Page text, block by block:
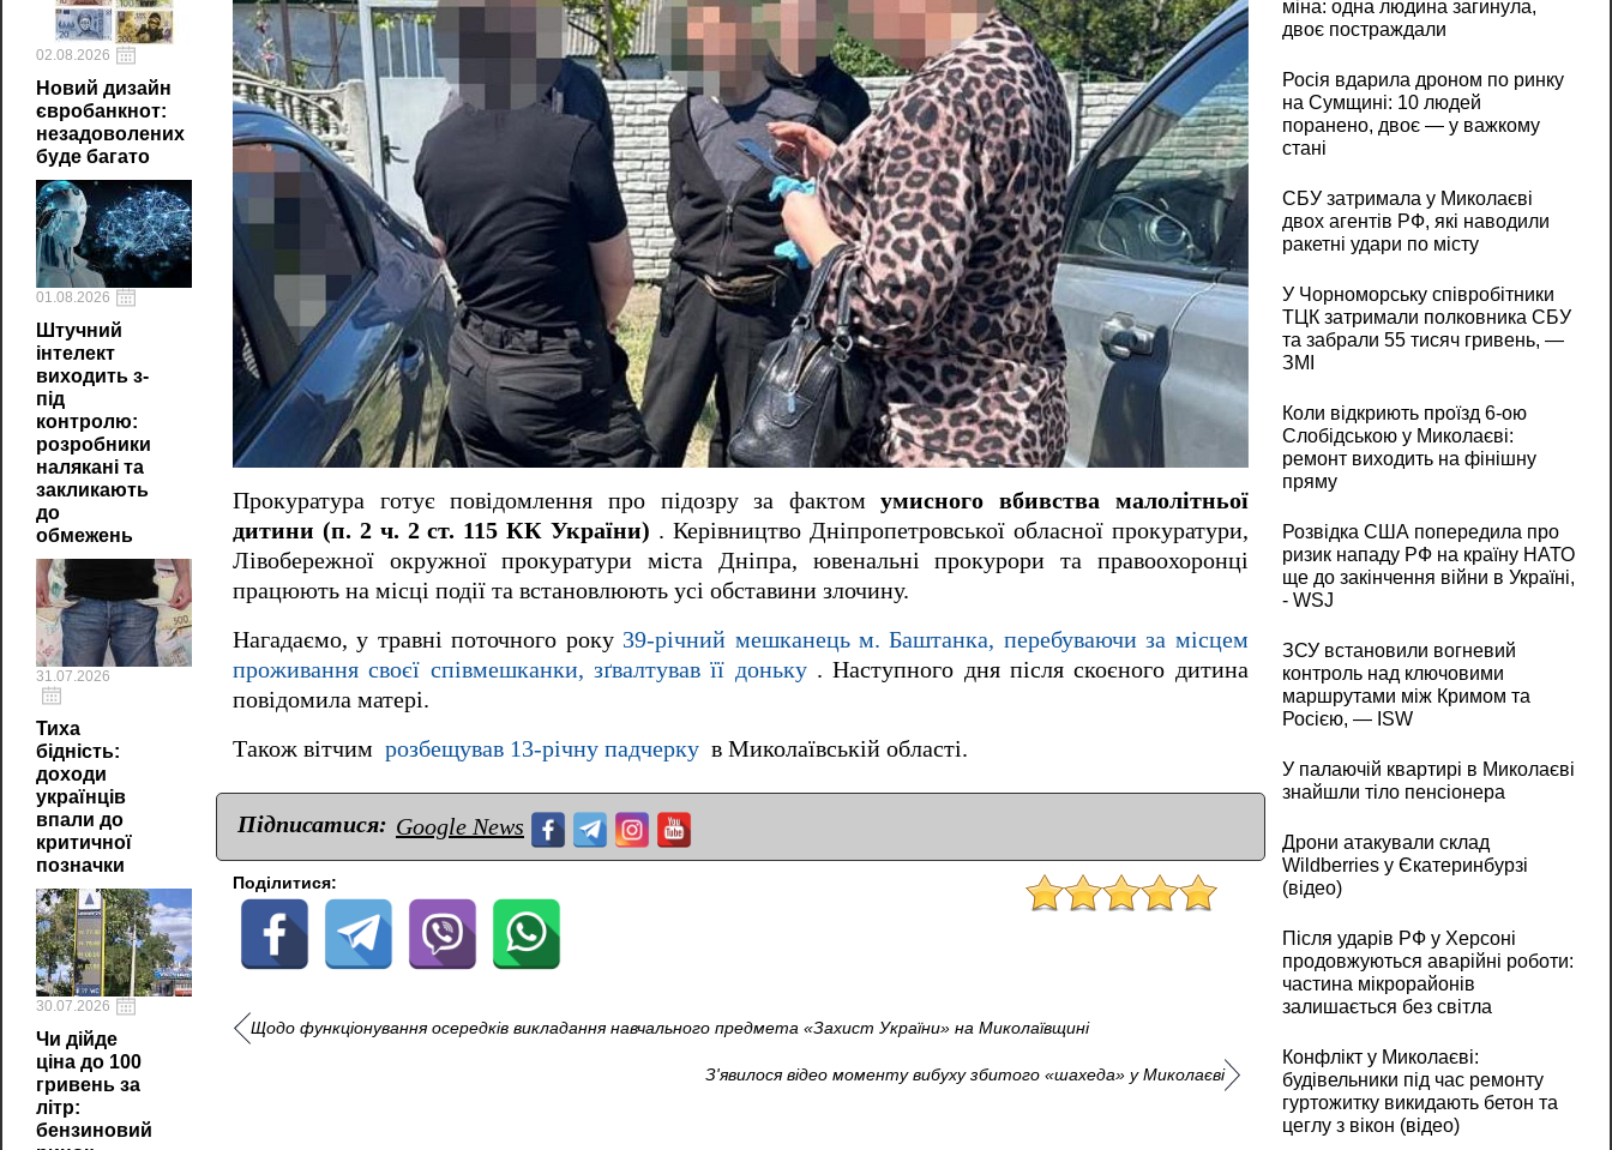
02.08.2026
Новий дизайн
євробанкнот:
незадоволених
буде багато
01.08.2026
Штучний
інтелект
виходить з-
під
контролю:
розробники
налякані та
закликають
до
обмежень
31.07.2026
Тиха
бідність:
доходи
українців
впали до
критичної
позначки
30.07.2026
Чи дійде
ціна до 100
гривень за
літр:
бензиновий
Прокуратура готує повідомлення про підозру за фактомумисного вбивства малолітньої
дитини (п. 2 ч. 2 ст. 115 КК України) . Керівництво Дніпропетровської обласної прокуратури,
Лівобережної окружної прокуратури міста Дніпра, ювенальні прокурори та правоохоронці
працюють на місці події та встановлюють усі обставини злочину.
Нагадаємо, у травні поточного року 39-річний мешканець м. Баштанка, перебуваючи за місцем
проживання своєї співмешканки, зґвалтував її доньку. Наступного дня після скоєного дитина
повідомила матері.
Також вітчим розбещував 13-річну падчерку в Миколаївській області.
Підписатися: Google News
Поділитися:
Щодо функціонування осередків викладання навчального предмета «Захист України» на Миколаївщині
З'явилося відео моменту вибуху збитого «шахеда» у Миколаєві
міна: одна людина загинула,
двоє постраждали
Росія вдарила дроном по ринку
на Сумщині: 10 людей
поранено, двоє — у важкому
стані
СБУ затримала у Миколаєві
двох агентів РФ, які наводили
ракетні удари по місту
У Чорноморську співробітники
ТЦК затримали полковника СБУ
та забрали 55 тисяч гривень, —
ЗМІ
Коли відкриють проїзд 6-ою
Слобідською у Миколаєві:
ремонт виходить на фінішну
пряму
Розвідка США попередила про
ризик нападу РФ на країну НАТО
ще до закінчення війни в Україні,
- WSJ
ЗСУ встановили вогневий
контроль над ключовими
маршрутами між Кримом та
Росією, — ISW
У палаючій квартирі в Миколаєві
знайшли тіло пенсіонера
Дрони атакували склад
Wildberries у Єкатеринбурзі
(відео)
Після ударів РФ у Херсоні
продовжуються аварійні роботи:
частина мікрорайонів
залишається без світла
Конфлікт у Миколаєві:
будівельники під час ремонту
гуртожитку викидають бетон та
цеглу з вікон (відео)